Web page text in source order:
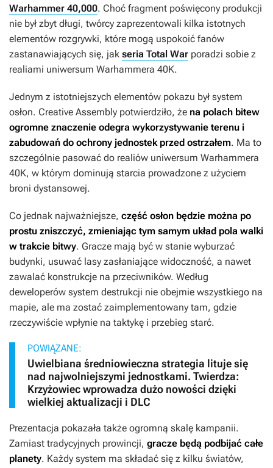
Warhammer 40,000. Choć fragment poświęcony produkcji
nie był zbyt długi, twórcy zaprezentowali kilka istotnych
elementów rozgrywki, które mogą uspokoić fanów
zastanawiających się, jak seria Total War poradzi sobie z
realiami uniwersum Warhammera 40K.
Jednym z istotniejszych elementów pokazu był system
osłon. Creative Assembly potwierdziło, że na polach bitew
ogromne znaczenie odegra wykorzystywanie terenu i
zabudowań do ochrony jednostek przed ostrzałem. Ma to
szczególnie pasować do realiów uniwersum Warhammera
40K, w którym dominują starcia prowadzone z użyciem
broni dystansowej.
Co jednak najważniejsze, część osłon będzie można po
prostu zniszczyć, zmieniając tym samym układ pola walki
w trakcie bitwy. Gracze mają być w stanie wyburzać
budynki, usuwać lasy zasłaniające widoczność, a nawet
zawalać konstrukcje na przeciwników. Według
deweloperów system destrukcji nie obejmie wszystkiego na
mapie, ale ma zostać zaimplementowany tam, gdzie
rzeczywiście wpłynie na taktykę i przebieg starć.
POWIĄZANE:
Uwielbiana średniowieczna strategia lituje się
nad najwolniejszymi jednostkami. Twierdza:
Krzyżowiec wprowadza dużo nowości dzięki
wielkiej aktualizacji i DLC
Prezentacja pokazała także ogromną skalę kampanii.
Zamiast tradycyjnych prowincji, gracze będą podbijać całe
planety. Każdy system ma składać się z kilku światów,